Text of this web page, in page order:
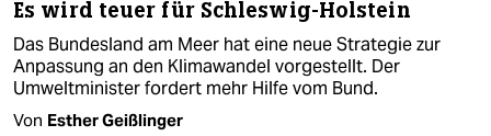
Es wird teuer für Schleswig-Holstein
Das Bundesland am Meer hat eine neue Strategie zur
Anpassung an den Klimawandel vorgestellt. Der
Umweltminister fordert mehr Hilfe vom Bund.
Von Esther Geißlinger